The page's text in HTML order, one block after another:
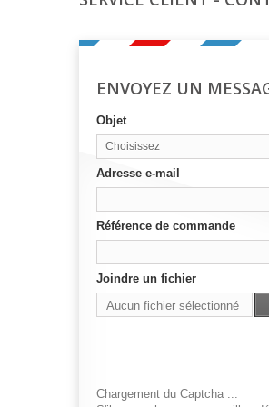
ENVOYEZ UN
Objet
Choisissez
Adresse e-mail
Référence de commande
Joindre un fichier
Aucun fichier sélectionné
Chargement du Captcha ...